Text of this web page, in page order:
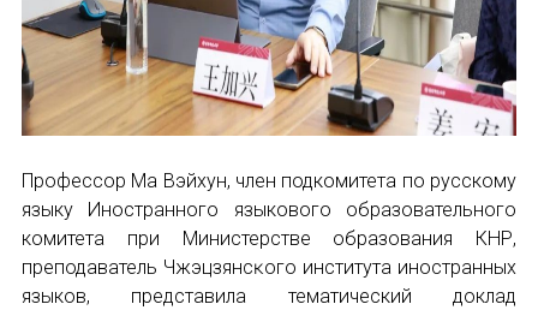
Профессор Ма Вэйхун, член подкомитета по русскому
языку Иностранного языкового образовательного
комитета при Министерстве образования КНР,
преподаватель Чжэцзянсĸого института иностранных
языков, представила тематический доклад